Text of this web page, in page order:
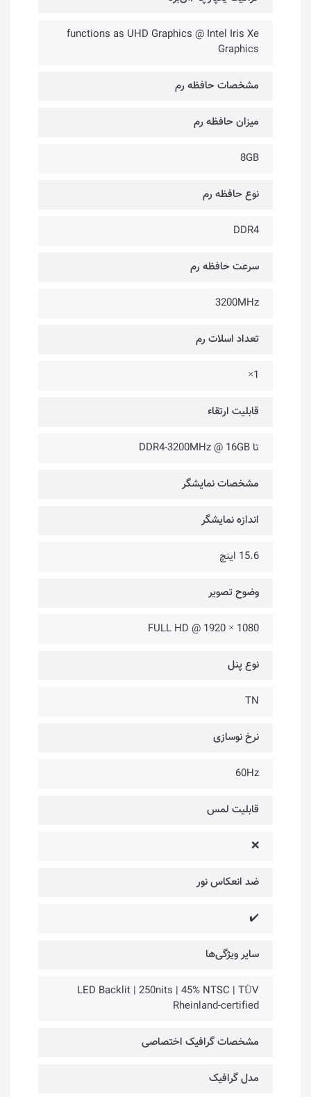
functions as UHD Graphics @ Intel Iris Xe
Graphics
مشخصات حافظه رم
میزان حافظه رم
8GB
نوع حافظه رم
DDR4
سرعت حافظه رم
3200MHz
تعداد اسلات رم
1×
قابلیت ارتقاء
تا DDR4-3200MHz @ 16GB
مشخصات نمایشگر
اندازه نمایشگر
15.6 اینچ
وضوح تصویر
1080 × 1920 @ FULL HD
نوع پنل
TN
نرخ نوسازی
60Hz
قابلیت لمس
❌
ضد انعکاس نور
✔️
سایر ویژگی‌ها
LED Backlit | 250nits | 45% NTSC | TÜV
Rheinland-certified
مشخصات گرافیک اختصاصی
مدل گرافیک